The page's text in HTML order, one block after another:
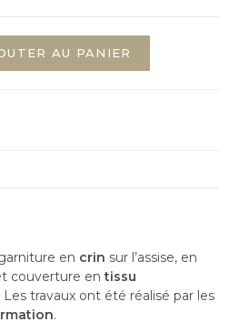
AU PANIER
en crin sur l’assise, en
couverture entissu
Les travaux ont été réalisé par les
.